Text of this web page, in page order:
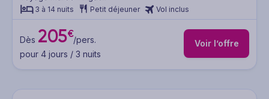
3 à 14 nuits Petit déjeuner Vol inclus
Dès 205€/pers.
pour 4 jours / 3 nuits
Voir l’offre